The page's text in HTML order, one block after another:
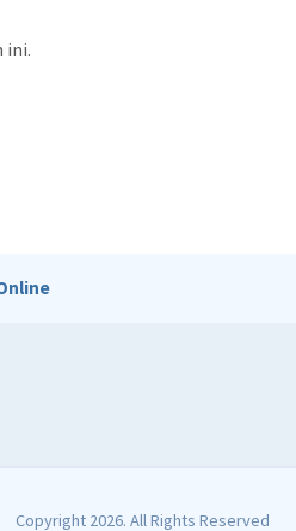
ini.
Copyright 2026. All Rights Reserved